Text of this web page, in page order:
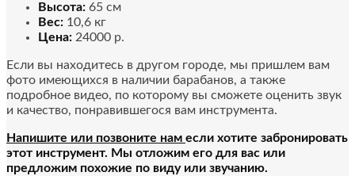
Высота: 65 см
Вес: 10,6 кг
Цена: 24000 р.
Если вы находитесь в другом городе, мы пришлем вам
фото имеющихся в наличии барабанов, а также
подробное видео, по которому вы сможете оценить звук
и качество, понравившегося вам инструмента.
Напишите или позвоните нам если хотите забронировать
этот инструмент. Мы отложим его для вас или
предложим похожие по виду или звучанию.